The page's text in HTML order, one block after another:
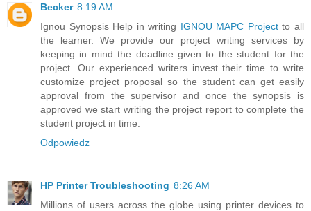
Becker 8:19 AM
Ignou Synopsis Help in writing IGNOU MAPC Projectto all
the learner. We provide our project writing services by
keeping in mind the deadline given to the student for the
project. Our experienced writers invest their time to write
customize project proposal so the student can get easily
approval from the supervisor and once the synopsis is
approved we start writing the project report to complete the
student project in time.
Odpowiedz
HP Printer Troubleshooting 8:26 AM
Millions of users across the globe using printer devices to